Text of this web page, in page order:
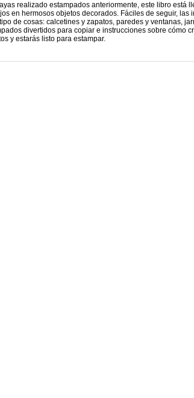
realizado estampados anteriormente, este libro está
en hermosos objetos decorados. Fáciles de seguir,
de cosas: calcetines y zapatos, paredes y ventanas,
divertidos para copiar e instrucciones sobre cómo
y estarás listo para estampar.